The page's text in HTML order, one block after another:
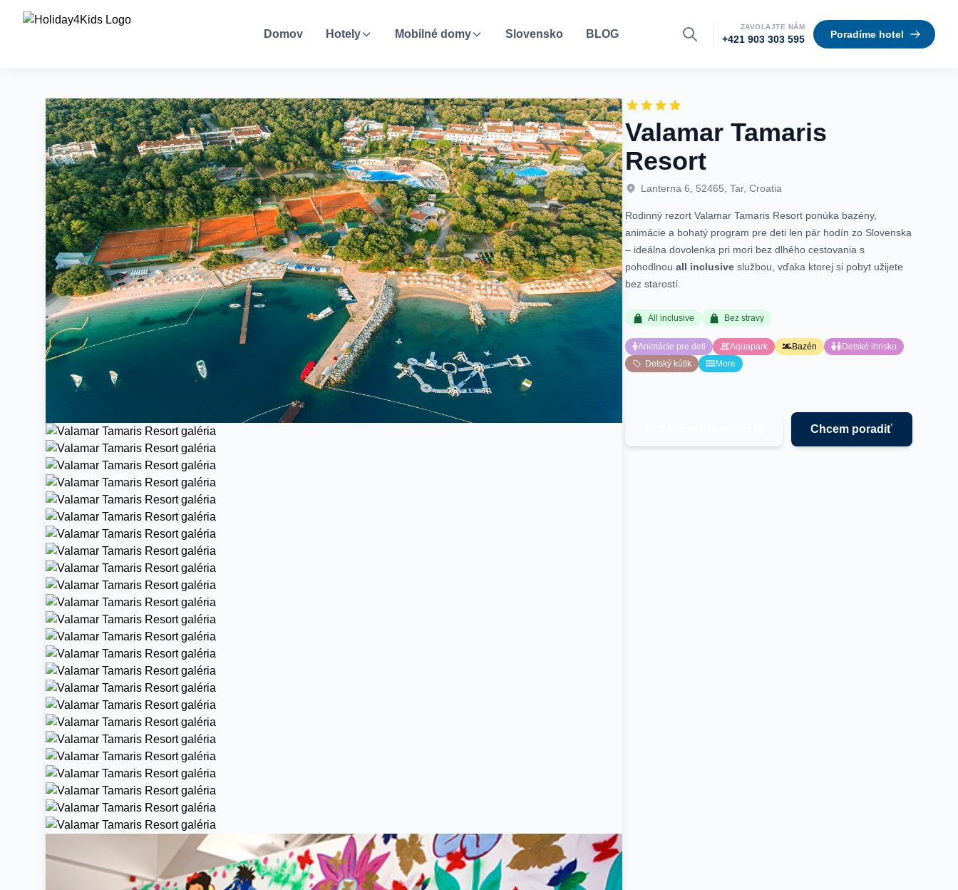
Domov Hotely Mobilné domy Slovensko BLOG
ZAVOLAJTE NÁM
+421 903 303 595 Poradíme hotel
Valamar Tamaris
Resort
Lanterna 6, 52465, Tar, Croatia
Rodinný rezort Valamar Tamaris Resort ponúka bazény,
animácie a bohatý program pre deti len pár hodín zo Slovenska
– ideálna dovolenka pri mori bez dlhého cestovania s
pohodlnouall inclusive službou, vďaka ktorej si pobyt užijete
bez starostí.
All inclusive Bez stravy
Animácie pre deti Aquapark Bazén
Detské ihrisko
Detský kútik
More
Chcem poradiť